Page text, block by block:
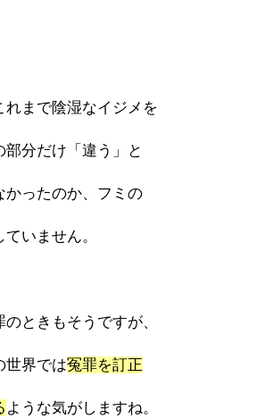
れまで陰湿なイジメを
部分だけ「違う」と
かったのか、フミの
いません。
ときもそうですが、
世界では冤罪を訂正
ような気がしますね。